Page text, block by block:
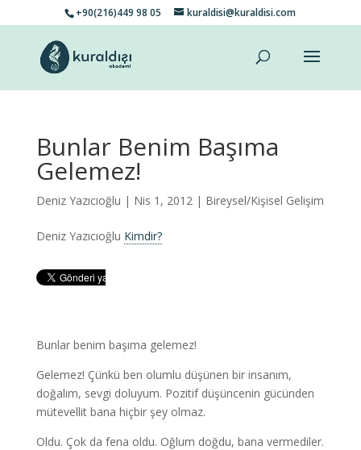
+90(216)449 98 05 kuraldisi@kuraldisi.com
Bunlar Benim Başıma
Gelemez!
Deniz Yazıcıoğlu | Nis 1, 2012 | Bireysel/Kişisel Gelişim
Deniz Yazıcıoğlu Kimdir?
Bunlar benim başıma gelemez!
Gelemez! Çünkü ben olumlu düşünen bir insanım,
doğalım, sevgi doluyum. Pozitif düşüncenin gücünden
mütevellit bana hiçbir şey olmaz.
Oldu. Çok da fena oldu. Oğlum doğdu, bana vermediler.